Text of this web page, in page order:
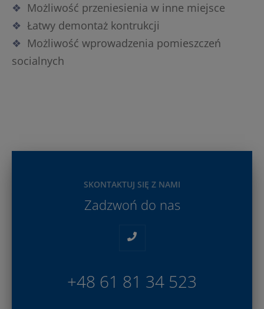
Możliwość przeniesienia w inne miejsce
Łatwy demontaż kontrukcji
Możliwość wprowadzenia pomieszczeń
socialnych
SKONTAKTUJ SIĘ Z NAMI
Zadzwoń do nas
+48 61 81 34 523